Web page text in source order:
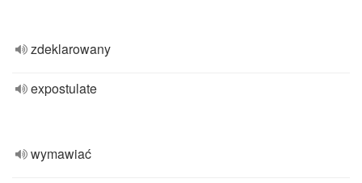
zdeklarowany
expostulate
wymawiać